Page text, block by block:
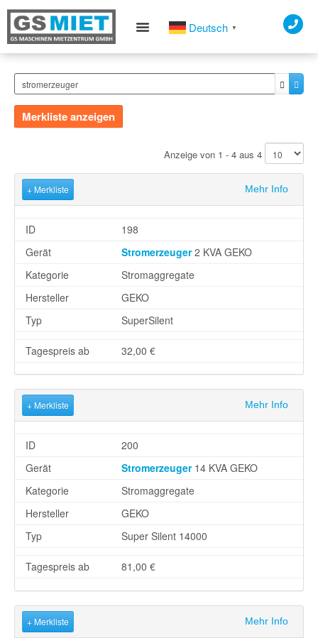
Deutsch ▼
Merkliste anzeigen
Anzeige von 1 - 4 aus 4
+ Merkliste Mehr Info
ID
198
Gerät
Stromerzeuger2 KVA GEKO
Kategorie
Stromaggregate
Hersteller
GEKO
Typ
SuperSilent
Tagespreis ab 32,00 €
+ Merkliste Mehr Info
ID
200
Gerät
Stromerzeuger14 KVA GEKO
Kategorie
Stromaggregate
Hersteller
GEKO
Typ
Super Silent 14000
Tagespreis ab 81,00 €
+ Merkliste Mehr Info